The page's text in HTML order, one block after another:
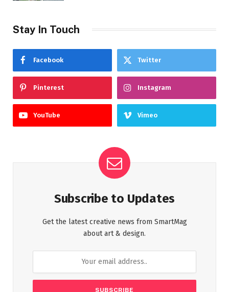
Stay In Touch
Facebook Twitter
Pinterest Instagram
YouTube Vimeo
Subscribe to Updates
Get the latest creative news from SmartMag
about art & design.